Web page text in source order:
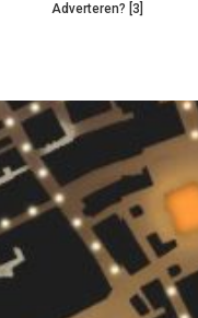
Adverteren? [3]